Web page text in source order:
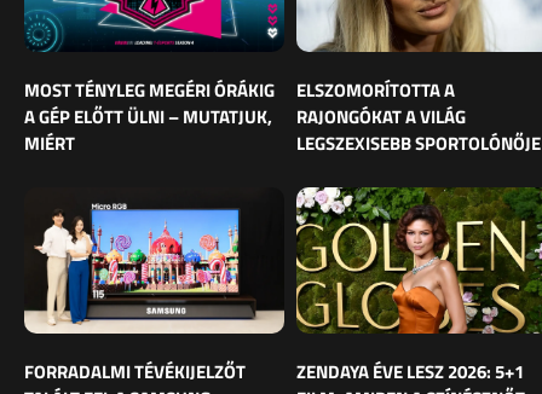
MOST TÉNYLEG MEGÉRI ÓRÁKIG
A GÉP ELŐTT ÜLNI – MUTATJUK,
MIÉRT
ELSZOMORÍTOTTA A
RAJONGÓKAT A VILÁG
LEGSZEXISEBB SPORTOLÓNŐJE
FORRADALMI TÉVÉKIJELZŐT
ZENDAYA ÉVE LESZ 2026: 5+1